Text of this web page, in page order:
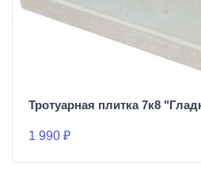
Тротуарная плитка 7к8
1 990 ₽